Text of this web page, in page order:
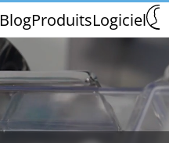
BlogProduitsLogiciel